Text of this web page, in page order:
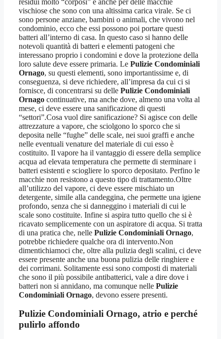
vischiose che sono con una altissima carica virale. Se ci
sono persone anziane, bambini o animali, che vivono nel
condominio, ecco che essi possono poi portare questi
batteri all’interno di casa. In questo caso si hanno delle
notevoli quantità di batteri e elementi patogeni che
interessano proprio i condomini e dove la protezione della
loro salute deve essere primaria. Le Pulizie Condominiali
Ornago, su questi elementi, sono importantissime e, di
conseguenza, si deve richiedere, all’impresa da cui ci si
fornisce, di concentrarsi su delle Pulizie Condominiali
Ornago continuative, ma anche dove, almeno una volta al
mese, ci deve essere una sanificazione di questi
“settori”.Cosa vuol dire sanificazione? Si agisce con delle
attrezzature a vapore, che sciolgono lo sporco che si
deposita nelle “fughe” delle scale, nei suoi graffi e anche
nelle eventuali venature del materiale di cui esso è
costituito. Il vapore ha il vantaggio di essere della semplice
acqua ad elevata temperatura che permette di sterminare i
batteri esistenti e sciogliere lo sporco depositato. Perfino le
macchie non resistono a questo tipo di trattamento.Oltre
all’utilizzo del vapore, ci deve essere mischiato un
detergente, simile alla candeggina, che permette una igiene
profondo, senza che si danneggino i materiali di cui le
scale sono costituite. Infine si aspira tutto quello che si è
ricavato semplicemente con un aspiratore di acqua. Si tratta
di una pratica che, nelle Pulizie Condominiali Ornago,
potrebbe richiedere qualche ora di intervento.Non
dimentichiamoci che, oltre alla pulizia degli scalini, ci deve
essere presente anche una buona pulizia delle ringhiere e
dei corrimani. Solitamente essi sono composti di materiali
che sono il più possibile antibatterici, vale a dire dove i
batteri non si annidano, ma comunque nelle Pulizie
Condominiali Ornago, devono essere presenti.
Pulizie Condominiali Ornago, atrio e perché
pulirlo affondo